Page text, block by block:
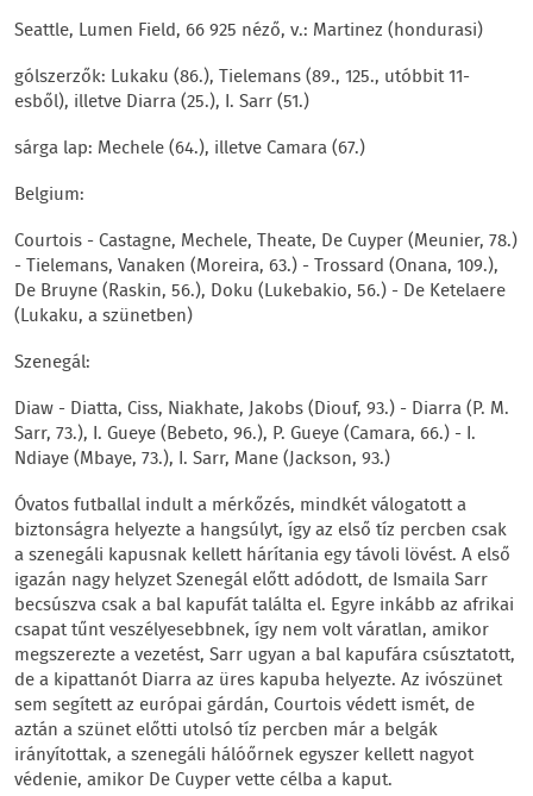
Seattle, Lumen Field, 66 925 néző, v.: Martinez (hondurasi)
gólszerzők: Lukaku (86.), Tielemans (89., 125., utóbbit 11-
esből), illetve Diarra (25.), I. Sarr (51.)
sárga lap: Mechele (64.), illetve Camara (67.)
Belgium:
Courtois - Castagne, Mechele, Theate, De Cuyper (Meunier, 78.)
- Tielemans, Vanaken (Moreira, 63.) - Trossard (Onana, 109.),
De Bruyne (Raskin, 56.), Doku (Lukebakio, 56.) - De Ketelaere
(Lukaku, a szünetben)
Szenegál:
Diaw - Diatta, Ciss, Niakhate, Jakobs (Diouf, 93.) - Diarra (P. M.
Sarr, 73.), I. Gueye (Bebeto, 96.), P. Gueye (Camara, 66.) - I.
Ndiaye (Mbaye, 73.), I. Sarr, Mane (Jackson, 93.)
Óvatos futballal indult a mérkőzés, mindkét válogatott a
biztonságra helyezte a hangsúlyt, így az első tíz percben csak
a szenegáli kapusnak kellett hárítania egy távoli lövést. A első
igazán nagy helyzet Szenegál előtt adódott, de Ismaila Sarr
becsúszva csak a bal kapufát találta el. Egyre inkább az afrikai
csapat tűnt veszélyesebbnek, így nem volt váratlan, amikor
megszerezte a vezetést, Sarr ugyan a bal kapufára csúsztatott,
de a kipattanót Diarra az üres kapuba helyezte. Az ivószünet
sem segített az európai gárdán, Courtois védett ismét, de
aztán a szünet előtti utolsó tíz percben már a belgák
irányítottak, a szenegáli hálóőrnek egyszer kellett nagyot
védenie, amikor De Cuyper vette célba a kaput.